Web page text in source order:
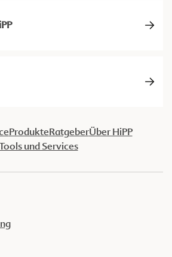
ProdukteRatgeberÜber HiPP
und Services